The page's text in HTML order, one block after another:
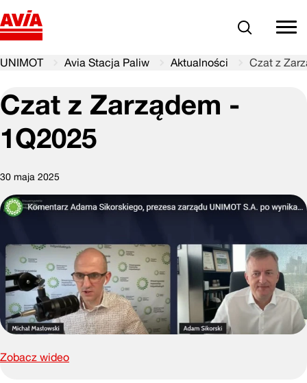
Szukaj
UNIMOT Avia Stacja Paliw Aktualności Czat z
Czat z Zarządem -
1Q2025
30 maja 2025
Zobacz wideo